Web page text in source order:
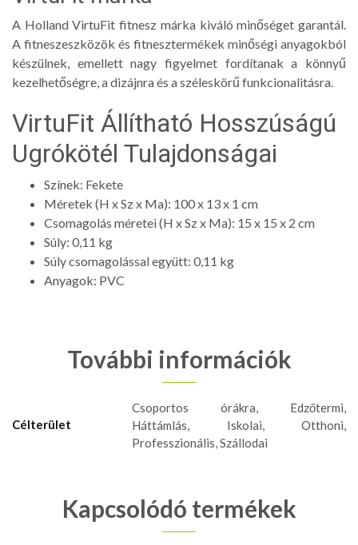
A Holland VirtuFit fitnesz márka kiváló minőséget garantál.
A fitneszeszközök és fitnesztermékek minőségi anyagokból
készülnek, emellett nagy figyelmet fordítanak a könnyű
kezelhetőségre, a dizájnra és a széleskörű funkcionalitásra.
VirtuFit Állítható Hosszúságú
Ugrókötél Tulajdonságai
Színek: Fekete
Méretek (H x Sz x Ma): 100 x 13 x 1 cm
Csomagolás méretei (H x Sz x Ma): 15 x 15 x 2 cm
Súly: 0,11 kg
Súly csomagolással együtt: 0,11 kg
Anyagok: PVC
További információk
Célterület
Csoportos órákra, Edzőtermi,
Háttámlás, Iskolai, Otthoni,
Professzionális, Szállodai
Kapcsolódó termékek